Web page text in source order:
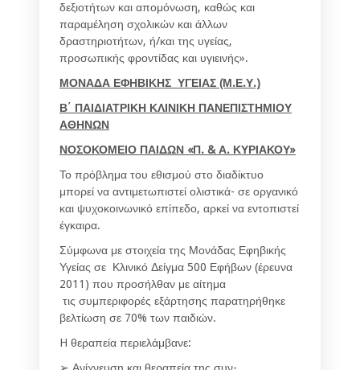
δεξιοτήτων και απομόνωση, καθώς και
παραμέληση σχολικών και άλλων
δραστηριοτήτων, ή/και της υγείας,
προσωπικής φροντίδας και υγιεινής».
ΜΟΝΑΔΑ ΕΦΗΒΙΚΗΣ ΥΓΕΙΑΣ (Μ.Ε.Υ.)
Β΄ ΠΑΙΔΙΑΤΡΙΚΗ ΚΛΙΝΙΚΗ ΠΑΝΕΠΙΣΤΗΜΙΟΥ
ΑΘΗΝΩΝ
ΝΟΣΟΚΟΜΕΙΟ ΠΑΙΔΩΝ «Π. & Α. ΚΥΡΙΑΚΟΥ»
Το πρόβλημα του εθισμού στο διαδίκτυο
μπορεί να αντιμετωπιστεί ολιστικά- σε οργανικό
και ψυχοκοινωνικό επίπεδο, αρκεί να εντοπιστεί
έγκαιρα.
Σύμφωνα με στοιχεία της Μονάδας Εφηβικής
Υγείας σε Κλινικό Δείγμα 500 Εφήβων (έρευνα
2011) που προσήλθαν με αίτημα
τις συμπεριφορές εξάρτησης παρατηρήθηκε
βελτίωση σε 70% των παιδιών.
H θεραπεία περιελάμβανε: